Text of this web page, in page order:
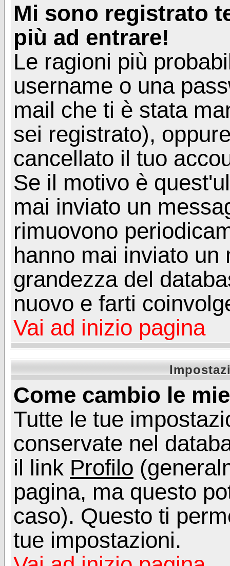
Mi sono registrato
più ad entrare!
Le ragioni più
username o una
mail che ti è stata
sei registrato),
cancellato il tuo
Se il motivo è
mai inviato un
rimuovono
hanno mai inviato
grandezza del
nuovo e farti
Vai ad inizio pagina
Come cambio le
Tutte le tue
conservate nel
il link Profilo
pagina, ma questo
caso). Questo ti
tue impostazioni.